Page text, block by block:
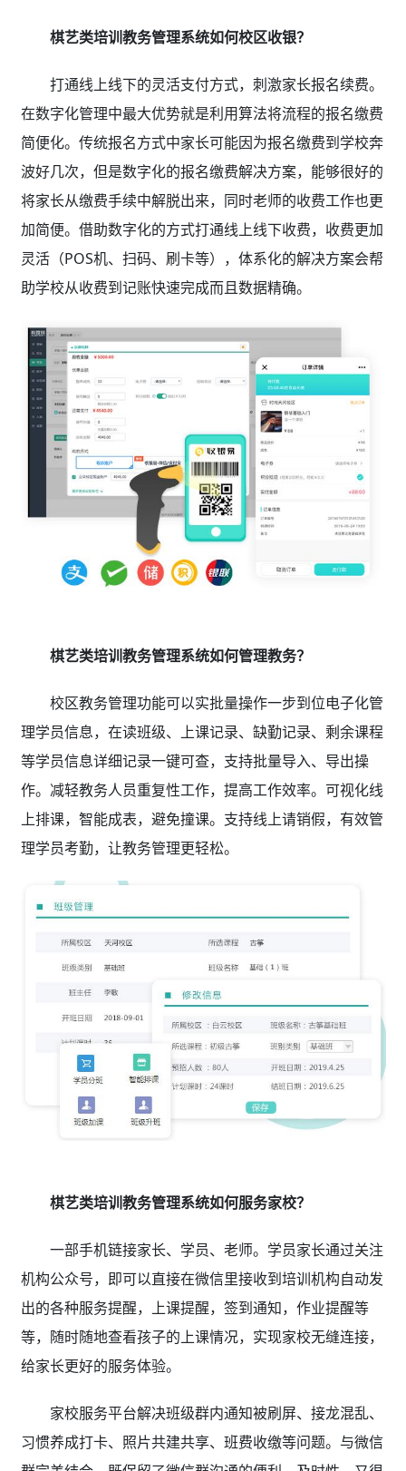
棋艺类培训教务管理系统如何校区收银？
打通线上线下的灵活支付方式，刺激家长报名续费。
在数字化管理中最大优势就是利用算法将流程的报名缴费
简便化。传统报名方式中家长可能因为报名缴费到学校奔
波好几次，但是数字化的报名缴费解决方案，能够很好的
将家长从缴费手续中解脱出来，同时老师的收费工作也更
加简便。借助数字化的方式打通线上线下收费，收费更加
灵活（POS机、扫码、刷卡等），体系化的解决方案会帮
助学校从收费到记账快速完成而且数据精确。
棋艺类培训教务管理系统如何管理教务？
校区教务管理功能可以实批量操作一步到位电子化管
理学员信息，在读班级、上课记录、缺勤记录、剩余课程
等学员信息详细记录一键可查，支持批量导入、导出操
作。减轻教务人员重复性工作，提高工作效率。可视化线
上排课，智能成表，避免撞课。支持线上请销假，有效管
理学员考勤，让教务管理更轻松。
棋艺类培训教务管理系统如何服务家校？
一部手机链接家长、学员、老师。学员家长通过关注
机构公众号，即可以直接在微信里接收到培训机构自动发
出的各种服务提醒，上课提醒，签到通知，作业提醒等
等，随时随地查看孩子的上课情况，实现家校无缝连接，
给家长更好的服务体验。
家校服务平台解决班级群内通知被刷屏、接龙混乱、
习惯养成打卡、照片共建共享、班费收缴等问题。与微信